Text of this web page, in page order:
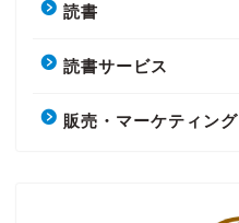
読書
読書サービス
販売・マーケティング